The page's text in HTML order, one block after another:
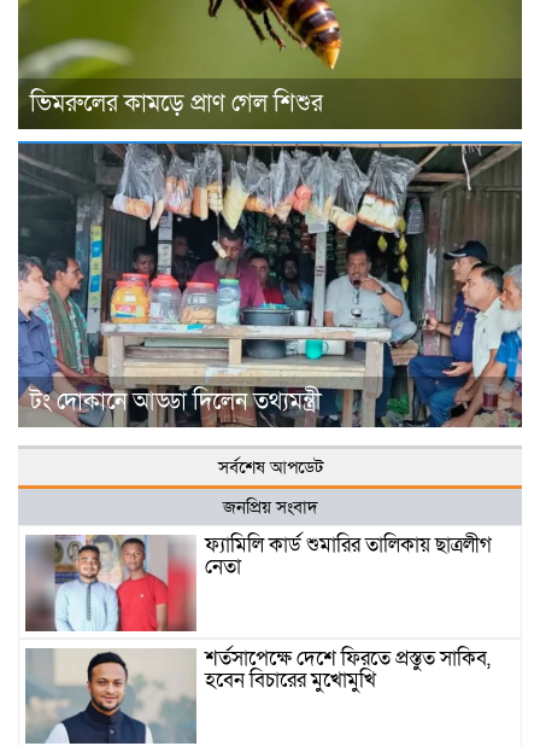
ভিমরুলের কামড়ে প্রাণ গেল শিশুর
টং দোকানে আড্ডা দিলেন তথ্যমন্ত্রী
সর্বশেষ আপডেট
জনপ্রিয় সংবাদ
ফ্যামিলি কার্ড শুমারির তালিকায় ছাত্রলীগ
নেতা
শর্তসাপেক্ষে দেশে ফিরতে প্রস্তুত সাকিব,
হবেন বিচারের মুখোমুখি